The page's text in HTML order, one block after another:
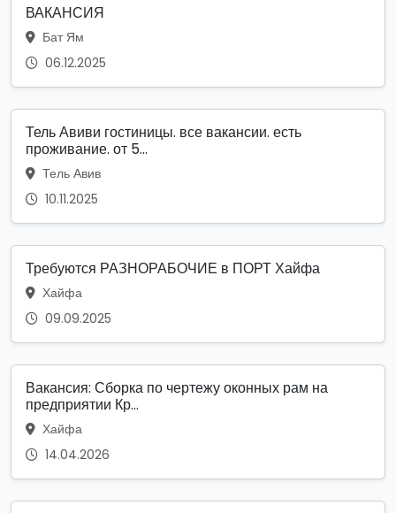
ВАКАНСИЯ
Бат Ям
06.12.2025
Тель Авиви гостиницы. все вакансии. есть
проживание. от 5...
Тель Авив
10.11.2025
Требуются РАЗНОРАБОЧИЕ в ПОРТ Хайфа
Хайфа
09.09.2025
Вакансия: Сборка по чертежу оконных рам на
предприятии Кр...
Хайфа
14.04.2026